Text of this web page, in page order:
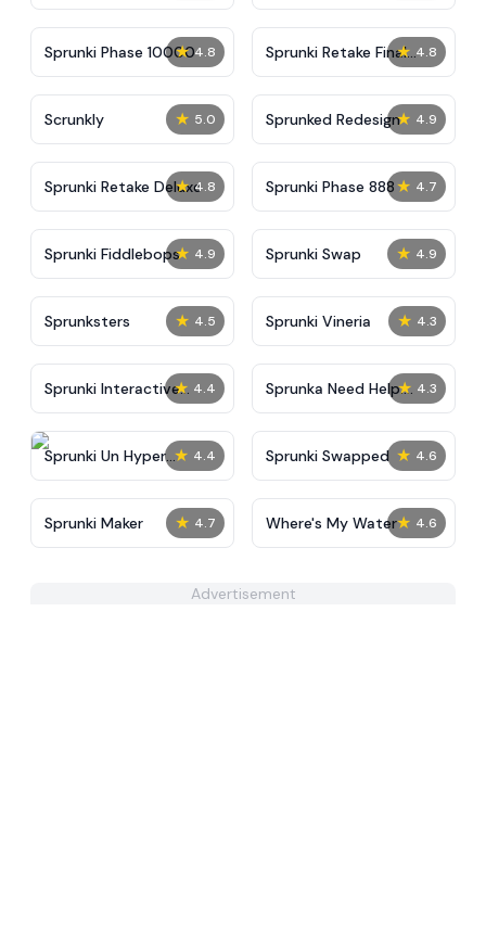
★ 4.8
Sprunki Phase 10000 ★ 4.8
Sprunki Retake Final
Update
★ 5.0
Scrunkly ★ 4.9
Sprunked Redesign
★ 4.8
Sprunki Retake Deluxe ★ 4.7
Sprunki Phase 888
★ 4.9
Sprunki Fiddlebops ★ 4.9
Sprunki Swap
★ 4.5
Sprunksters ★ 4.3
Sprunki Vineria
★ 4.4
Sprunki Interactive
Tunner
★ 4.3
Sprunka Need Help:
Incredibox Challenge
★ 4.4
Sprunki Un Hyper
Shifted Phase 4
★ 4.6
Sprunki Swapped
★ 4.7
Sprunki Maker ★ 4.6
Where's My Water
Advertisement